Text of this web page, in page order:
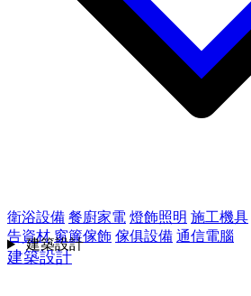
衛浴設備 餐廚家電 燈飾照明 施工機具
告資材 窗簾傢飾 傢俱設備 通信電腦
建築設計
建築設計